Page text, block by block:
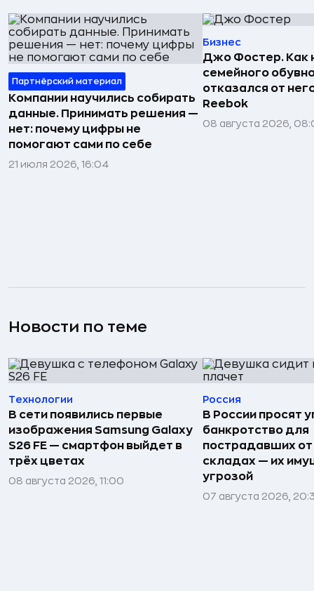
Партнёрский материал
Компании научились собирать
данные. Принимать решения —
нет: почему цифры не
помогают сами по себе
21 июля 2026, 16:04
Бизнес
Джо Фостер. Как
семейного
отказался от
Reebok
08 августа 2026,
Новости по теме
Технологии
В сети появились первые
изображения Samsung Galaxy
S26 FE — смартфон выйдет в
трёх цветах
08 августа 2026, 11:00
Россия
В России просят
банкротство для
пострадавших
складах — их
угрозой
07 августа 2026,